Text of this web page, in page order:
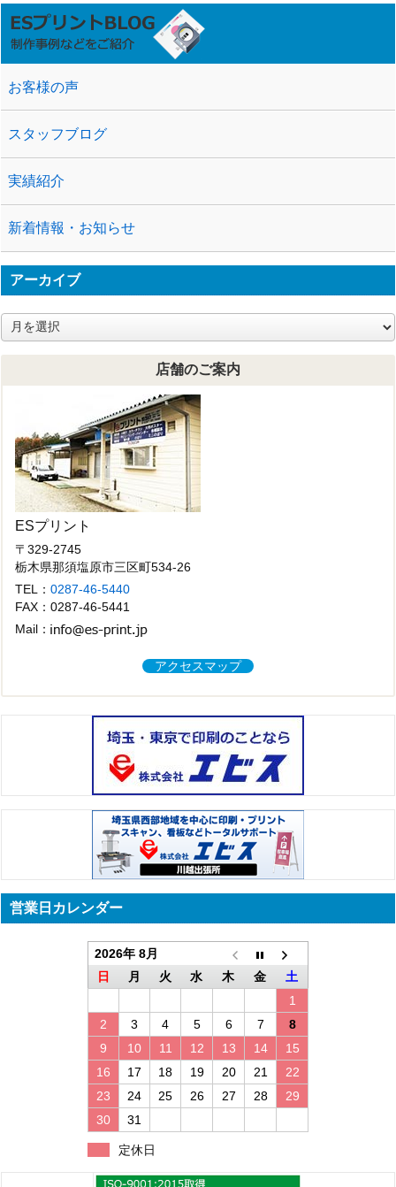
お客様の声
スタッフブログ
実績紹介
新着情報・お知らせ
アーカイブ
ア
ー
カ
店舗のご案内
ESプリント
〒329-2745
栃木県那須塩原市三区町534-26
TEL：0287-46-5440
FAX：0287-46-5441
Mail：
アクセスマップ
営業日カレンダー
2026年 8月
日
月 火 水 木 金
土
1
2
3 4 5 6 7
8
9
10 11 12 13 14
15
16
17 18 19 20 21
22
23
24 25 26 27 28
29
30
31
定休日